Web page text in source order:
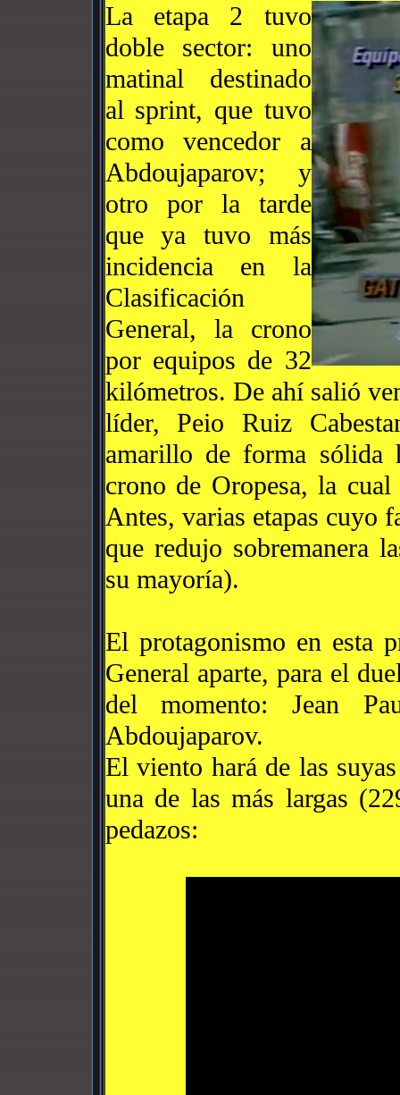
La etapa 2 tuvo
doble sector: uno
matinal destinado
al sprint, que tuvo
como vencedor a
Abdoujaparov; y
otro por la tarde
queya tuvo más
incidencia en la
Clasificación
General, la crono
por equipos de 32
kilómetros. De ahí salió
líder, Peio Ruiz
amarillo de forma sólida
crono de Oropesa, la
Antes, varias etapas cuyo
que redujo sobremanera
su mayoría).
El protagonismo en esta
General aparte, para el
del momento: Jean
Abdoujaparov.
El viento hará de las
una de las más largas
pedazos: